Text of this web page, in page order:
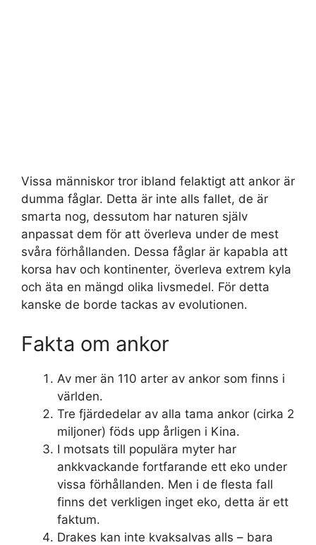
Vissa människor tror ibland felaktigt att ankor är
dumma fåglar. Detta är inte alls fallet, de är
smarta nog, dessutom har naturen själv
anpassat dem för att överleva under de mest
svåra förhållanden. Dessa fåglar är kapabla att
korsa hav och kontinenter, överleva extrem kyla
och äta en mängd olika livsmedel. För detta
kanske de borde tackas av evolutionen.
Fakta om ankor
Av mer än 110 arter av ankor som finns i
världen.
Tre fjärdedelar av alla tama ankor (cirka 2
miljoner) föds upp årligen i Kina.
I motsats till populära myter har
ankkvackande fortfarande ett eko under
vissa förhållanden. Men i de flesta fall
finns det verkligen inget eko, detta är ett
faktum.
Drakes kan inte kvaksalvas alls – bara